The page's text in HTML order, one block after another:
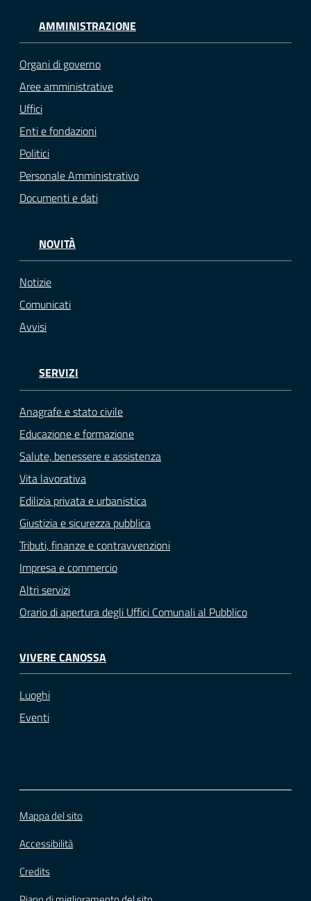
AMMINISTRAZIONE
Organi di governo
Aree amministrative
Uffici
Enti e fondazioni
Politici
Personale Amministrativo
Documenti e dati
NOVITÀ
Notizie
Comunicati
Avvisi
SERVIZI
Anagrafe e stato civile
Educazione e formazione
Salute, benessere e assistenza
Vita lavorativa
Edilizia privata e urbanistica
Giustizia e sicurezza pubblica
Tributi, finanze e contravvenzioni
Impresa e commercio
Altri servizi
Orario di apertura degli Uffici Comunali al Pubblico
VIVERE CANOSSA
Luoghi
Eventi
Mappa del sito
Accessibilità
Credits